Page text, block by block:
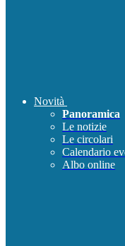
Novità
Panoramica
Le notizie
Le circolari
Calendario
Albo online